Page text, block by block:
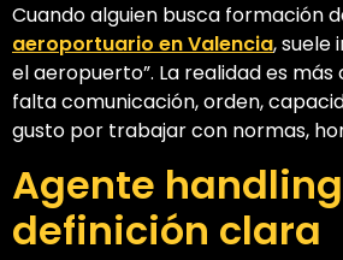
Cuando alguien busca formación
aeroportuario en Valencia, suele
el aeropuerto”. La realidad es
falta comunicación, orden,
gusto por trabajar con normas,
Agente
definición clara